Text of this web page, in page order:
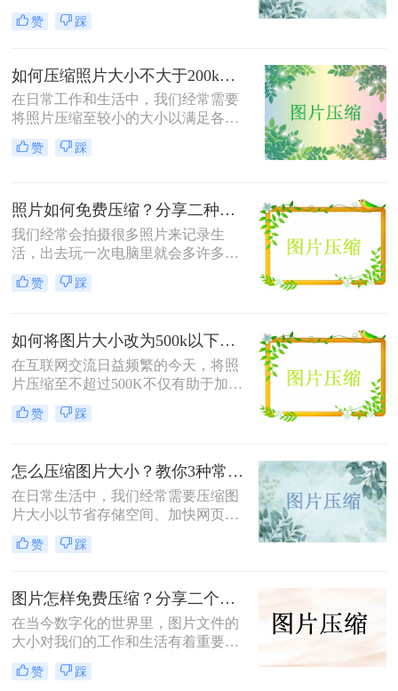
的重要手段。无论是个人用户还是企
业用户，都经常需要将照片压缩到特
压缩照片500kb以内呢？本文将介绍
四种将照片压缩到500KB以内的方
法。
赞 踩
如何压缩照片大小不大于200k？教你二种高效压缩方法！
在日常工作和生活中，我们经常需要
将照片压缩至较小的大小以满足各种
上传、分享或存储的需求。那么如何
压缩照片大小不大于200k呢？本文将
赞 踩
照片如何免费压缩？分享二种高效压缩方法！
我们经常会拍摄很多照片来记录生
活，出去玩一次电脑里就会多许多旅
游照，而且不知道你们有没有储存好
看图片的习惯呢？这样下来我们电脑
软件将图片进行批量压缩，就可以缓
解电脑的内存压力，让它运行更加顺
畅。那么你们知道照片如何免费压缩
吗？相信这篇文章可以给你一点参
考。
赞 踩
如何将图片大小改为500k以下？教你2个不同平台的方法！
在互联网交流日益频繁的今天，将照
片压缩至不超过500K不仅有助于加快
网页加载速度、减少电子邮件附件体
积，还能满足许多平台对上传图片大
效的方法来帮助您轻松实现这一目
标。
赞 踩
怎么压缩图片大小？教你3种常用压缩方法！
在日常生活中，我们经常需要压缩图
片大小以节省存储空间、加快网页加
载速度或方便文件传输。那么怎么压
缩图片大小呢？本文将介绍三种压缩
片压缩。
赞 踩
图片怎样免费压缩？分享二个简单易用的压缩方法！
在当今数字化的世界里，图片文件的
大小对我们的工作和生活有着重要影
响。无论是为了加速网页加载速度、
满足社交媒体平台的上传要求，还是
赞 踩